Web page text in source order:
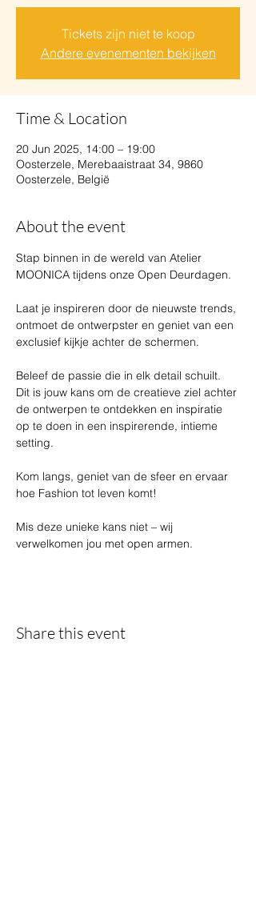
Tickets zijn niet te koop
Andere evenementen bekijken
Time & Location
20 Jun 2025, 14:00 – 19:00
Oosterzele, Merebaaistraat 34, 9860
Oosterzele, België
About the event
Stap binnen in de wereld van Atelier
MOONICA tijdens onze Open Deurdagen.
Laat je inspireren door de nieuwste trends,
ontmoet de ontwerpster en geniet van een
exclusief kijkje achter de schermen.
Beleef de passie die in elk detail schuilt.
Dit is jouw kans om de creatieve ziel achter
de ontwerpen te ontdekken en inspiratie
op te doen in een inspirerende, intieme
setting.
Kom langs, geniet van de sfeer en ervaar
hoe Fashion tot leven komt!
Mis deze unieke kans niet – wij
verwelkomen jou met open armen.
Share this event